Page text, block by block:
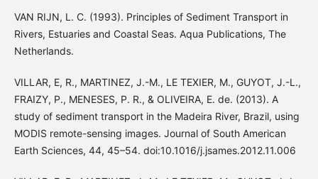
VAN RIJN, L. C. (1993). Principles of Sediment Transport in
Rivers, Estuaries and Coastal Seas. Aqua Publications, The
Netherlands.
VILLAR, E, R., MARTINEZ, J.-M., LE TEXIER, M., GUYOT, J.-L.,
FRAIZY, P., MENESES, P. R., & OLIVEIRA, E. de. (2013). A
study of sediment transport in the Madeira River, Brazil, using
MODIS remote-sensing images. Journal of South American
Earth Sciences, 44, 45–54. doi:10.1016/j.jsames.2012.11.006